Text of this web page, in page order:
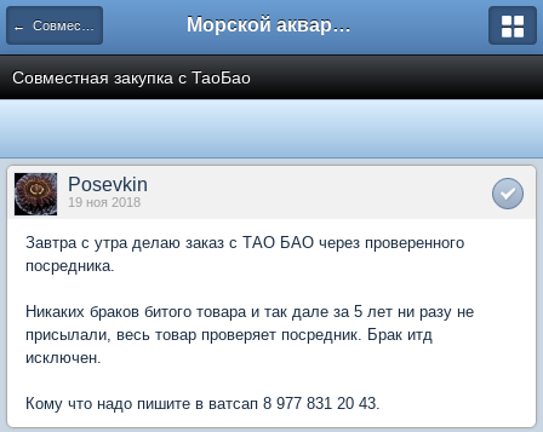
← Совместные закупки Морской аквариум. Форумы ReefCentral.ru
Совместная закупка с ТаоБао
Posevkin
19 ноя 2018
Завтра с утра делаю заказ с ТАО БАО через проверенного
посредника.
Никаких браков битого товара и так дале за 5 лет ни разу не
присылали, весь товар проверяет посредник. Брак итд
исключен.
Кому что надо пишите в ватсап 8 977 831 20 43.